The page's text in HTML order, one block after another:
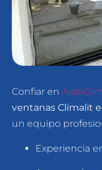
Confiar en
ventanas Climalit
un equipo
Experiencia